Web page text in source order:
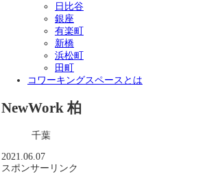
日比谷
銀座
有楽町
新橋
浜松町
田町
コワーキングスペースとは
NewWork 柏
千葉
2021.06.07
スポンサーリンク